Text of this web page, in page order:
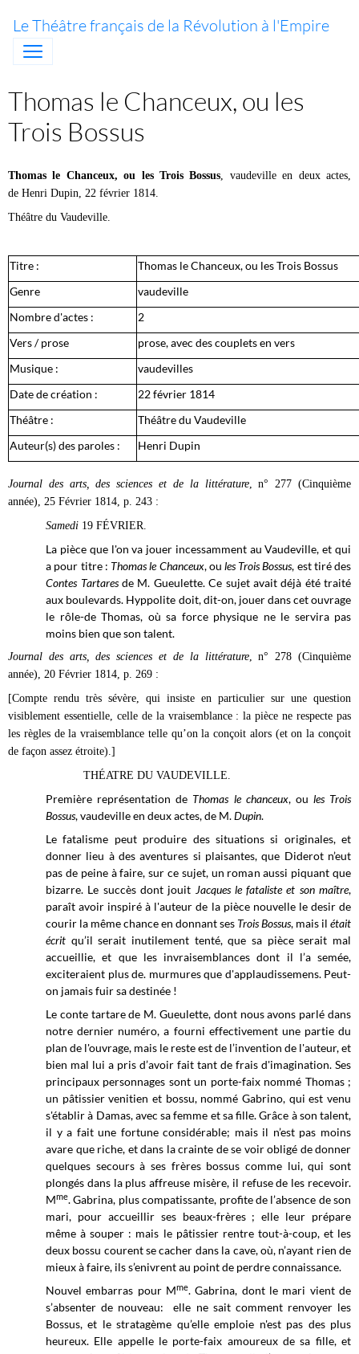
Le Théâtre français de la Révolution à l'Empire
Thomas le Chanceux, ou les
Trois Bossus
Thomas le Chanceux, ou les Trois Bossus , vaudeville en deux actes,
de Henri Dupin, 22 février 1814.
Théâtre du Vaudeville.
Titre :
Thomas le Chanceux, ou les Trois Bossus
Genre
vaudeville
Nombre d'actes :
2
Vers / prose
prose, avec des couplets en vers
Musique :
vaudevilles
Date de création :
22 février 1814
Théâtre :
Théâtre du Vaudeville
Auteur(s) des paroles :
Henri Dupin
Journal des arts, des sciences et de la littérature, n° 277 (Cinquième
année), 25 Février 1814, p. 243 :
Samedi 19 FÉVRIER.
La pièce que l'on va jouer incessamment au Vaudeville, et qui
a pour titre : Thomas le Chanceux, ou les Trois Bossus, est tiré des
Contes Tartaresde M. Gueulette. Ce sujet avait déjà été traité
aux boulevards. Hyppolite doit, dit-on, jouer dans cet ouvrage
le rôle-de Thomas, où sa force physique ne le servira pas
moins bien que son talent.
Journal des arts, des sciences et de la littérature, n° 278 (Cinquième
année), 20 Février 1814, p. 269 :
[Compte rendu très sévère, qui insiste en particulier sur une question
visiblement essentielle, celle de la vraisemblance : la pièce ne respecte pas
les règles de la vraisemblance telle qu’on la conçoit alors (et on la conçoit
de façon assez étroite).]
THÉATRE DU VAUDEVILLE.
Première représentation de Thomas le chanceux, ou les Trois
Bossus, vaudeville en deux actes, de M.Dupin.
Le fatalisme peut produire des situations si originales, et
donner lieu à des aventures si plaisantes, que Diderot n’eut
pas de peine à faire, sur ce sujet, un roman aussi piquant que
bizarre. Le succès dont jouit Jacques le fataliste et son maître,
paraît avoir inspiré à l'auteur de la pièce nouvelle le desir de
courir la même chance en donnant ses Trois Bossus, mais il était
écrit qu’il serait inutilement tenté, que sa pièce serait mal
accueillie, et que les invraisemblances dont il l’a semée,
exciteraient plus de. murmures que d'applaudissemens. Peut-
on jamais fuir sa destinée !
Le conte tartare de M. Gueulette, dont nous avons parlé dans
notre dernier numéro, a fourni effectivement une partie du
plan de l'ouvrage, mais le reste est de l’invention de l'auteur, et
bien mal lui a pris d’avoir fait tant de frais d'imagination. Ses
principaux personnages sont un porte-faix nommé Thomas ;
un pâtissier venitien et bossu, nommé Gabrino, qui est venu
s'établir à Damas, avec sa femme et sa fille. Grâce à son talent,
il y a fait une fortune considérable; mais il n’est pas moins
avare que riche, et dans la crainte de se voir obligé de donner
quelques secours à ses frères bossus comme lui, qui sont
plongés dans la plus affreuse misère, il refuse de les recevoir.
Mme. Gabrina, plus compatissante, profite de l’absence de son
mari, pour accueillir ses beaux-frères ; elle leur prépare
même à souper : mais le pâtissier rentre tout-à-coup, et les
deux bossu courent se cacher dans la cave, où, n’ayant rien de
mieux à faire, ils s’enivrent au point de perdre connaissance.
Nouvel embarras pour Mme. Gabrina, dont le mari vient de
s’absenter de nouveau: elle ne sait comment renvoyer les
Bossus, et le stratagème qu’elle emploie n'est pas des plus
heureux. Elle appelle le porte-faix amoureux de sa fille, et